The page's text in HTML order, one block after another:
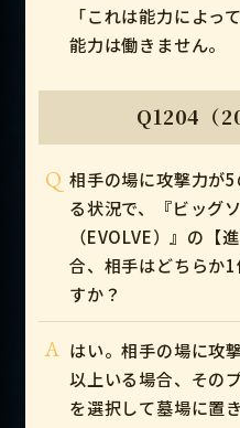
「これは能力によっ
能力は働きません。
Q1204（
Q 相手の場に攻撃力が
る状況で、『ビッグ
（EVOLVE）』の【
合、相手はどちらか
すか？
A はい。相手の場に攻
以上いる場合、その
を選択して墓場に置き